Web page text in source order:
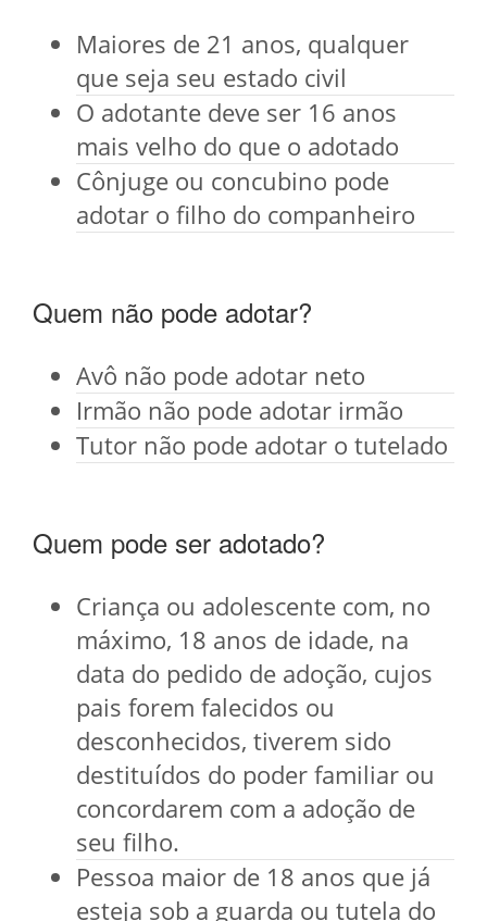
Maiores de 21 anos, qualquer
que seja seu estado civil
O adotante deve ser 16 anos
mais velho do que o adotado
Cônjuge ou concubino pode
adotar o filho do companheiro
Quem não pode adotar?
Avô não pode adotar neto
Irmão não pode adotar irmão
Tutor não pode adotar o tutelado
Quem pode ser adotado?
Criança ou adolescente com, no
máximo, 18 anos de idade, na
data do pedido de adoção, cujos
pais forem falecidos ou
desconhecidos, tiverem sido
destituídos do poder familiar ou
concordarem com a adoção de
seu filho.
Pessoa maior de 18 anos que já
esteja sob a guarda ou tutela do